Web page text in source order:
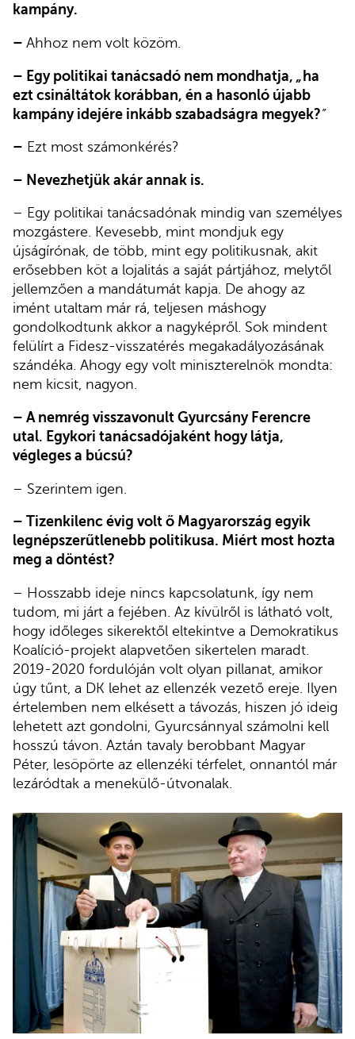
kampány.
– Ahhoz nem volt közöm.
– Egy politikai tanácsadó nem mondhatja, „ ha
ezt csináltátok korábban, én a hasonló újabb
kampány idejére inkább szabadságra megyek?”
– Ezt most számonkérés?
– Nevezhetjük akár annak is.
– Egy politikai tanácsadónak mindig van személyes
mozgástere. Kevesebb, mint mondjuk egy
újságírónak, de több, mint egy politikusnak, akit
erősebben köt a lojalitás a saját pártjához, melytől
jellemzően a mandátumát kapja. De ahogy az
imént utaltam már rá, teljesen máshogy
gondolkodtunk akkor a nagyképről. Sok mindent
felülírt a Fidesz-visszatérés megakadályozásának
szándéka. Ahogy egy volt miniszterelnök mondta:
nem kicsit, nagyon.
– A nemrég visszavonult Gyurcsány Ferencre
utal. Egykori tanácsadójaként hogy látja,
végleges a búcsú?
– Szerintem igen.
– Tizenkilenc évig volt ő Magyarország egyik
legnépszerűtlenebb politikusa. Miért most hozta
meg a döntést?
– Hosszabb ideje nincs kapcsolatunk, így nem
tudom, mi járt a fejében. Az kívülről is látható volt,
hogy időleges sikerektől eltekintve a Demokratikus
Koalíció-projekt alapvetően sikertelen maradt.
2019-2020 fordulóján volt olyan pillanat, amikor
úgy tűnt, a DK lehet az ellenzék vezető ereje. Ilyen
értelemben nem elkésett a távozás, hiszen jó ideig
lehetett azt gondolni, Gyurcsánnyal számolni kell
hosszú távon. Aztán tavaly berobbant Magyar
Péter, lesöpörte az ellenzéki térfelet, onnantól már
lezáródtak a menekülő-útvonalak.